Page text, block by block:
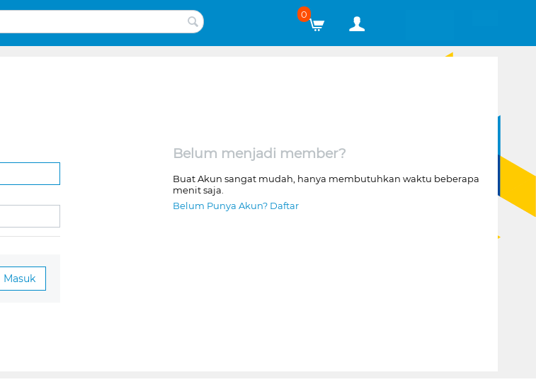
0
Masuk
Belum menjadi member?
Buat Akun sangat mudah, hanya membutuhkan waktu beberapa
menit saja.
Belum Punya Akun? Daftar